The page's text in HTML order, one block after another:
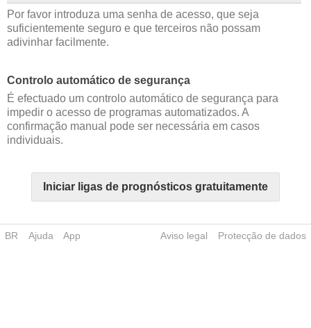
Por favor introduza uma senha de acesso, que seja
suficientemente seguro e que terceiros não possam
adivinhar facilmente.
Controlo automático de segurança
É efectuado um controlo automático de segurança para
impedir o acesso de programas automatizados. A
confirmação manual pode ser necessária em casos
individuais.
Iniciar ligas de prognósticos gratuitamente
BR Ajuda App Aviso legal Protecção de dados